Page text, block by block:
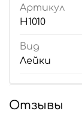
Артикул
H1010
Вид
Лейки
Отзывы